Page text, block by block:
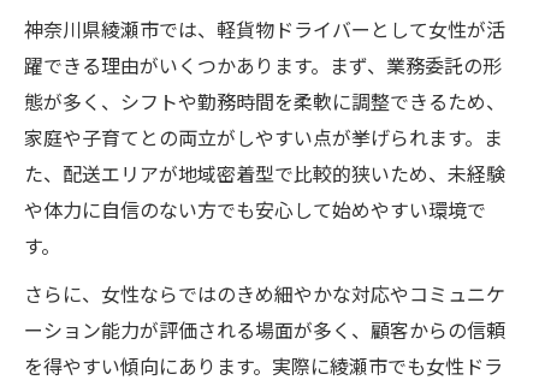
神奈川県綾瀬市では、軽貨物ドライバーとして女性が活
躍できる理由がいくつかあります。まず、業務委託の形
態が多く、シフトや勤務時間を柔軟に調整できるため、
家庭や子育てとの両立がしやすい点が挙げられます。ま
た、配送エリアが地域密着型で比較的狭いため、未経験
や体力に自信のない方でも安心して始めやすい環境で
す。
さらに、女性ならではのきめ細やかな対応やコミュニケ
ーション能力が評価される場面が多く、顧客からの信頼
を得やすい傾向にあります。実際に綾瀬市でも女性ドラ